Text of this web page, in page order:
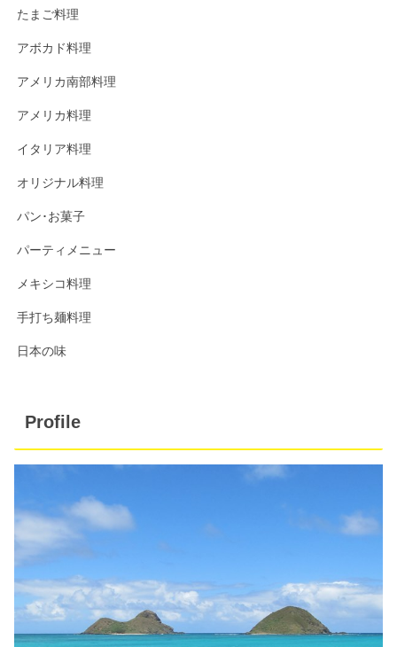
たまご料理
アボカド料理
アメリカ南部料理
アメリカ料理
イタリア料理
オリジナル料理
パン･お菓子
パーティメニュー
メキシコ料理
手打ち麺料理
日本の味
Profile